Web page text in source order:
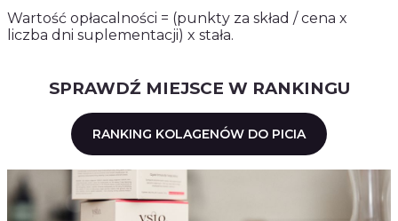
Wartość opłacalności = (punkty za skład / cena x
liczba dni suplementacji) x stała.
SPRAWDŹ MIEJSCE W RANKINGU
RANKING KOLAGENÓW DO PICIA